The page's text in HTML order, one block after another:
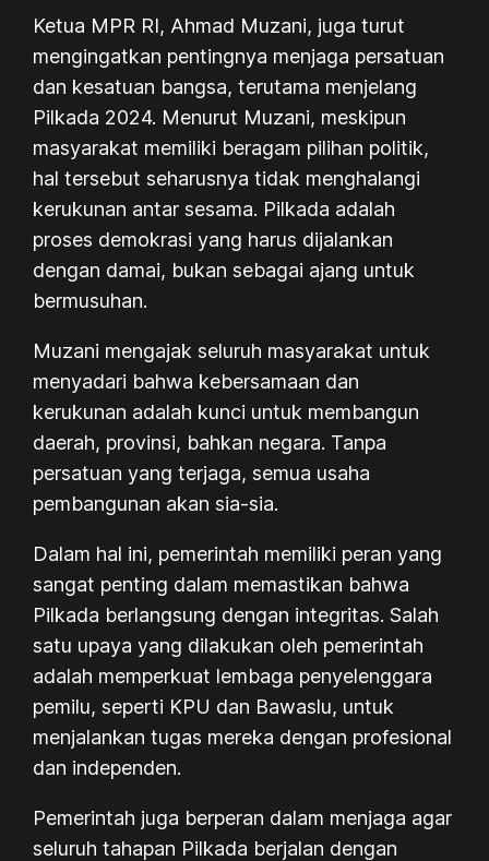
Ketua MPR RI, Ahmad Muzani, juga turut
mengingatkan pentingnya menjaga persatuan
dan kesatuan bangsa, terutama menjelang
Pilkada 2024. Menurut Muzani, meskipun
masyarakat memiliki beragam pilihan politik,
hal tersebut seharusnya tidak menghalangi
kerukunan antar sesama. Pilkada adalah
proses demokrasi yang harus dijalankan
dengan damai, bukan sebagai ajang untuk
bermusuhan.
Muzani mengajak seluruh masyarakat untuk
menyadari bahwa kebersamaan dan
kerukunan adalah kunci untuk membangun
daerah, provinsi, bahkan negara. Tanpa
persatuan yang terjaga, semua usaha
pembangunan akan sia-sia.
Dalam hal ini, pemerintah memiliki peran yang
sangat penting dalam memastikan bahwa
Pilkada berlangsung dengan integritas. Salah
satu upaya yang dilakukan oleh pemerintah
adalah memperkuat lembaga penyelenggara
pemilu, seperti KPU dan Bawaslu, untuk
menjalankan tugas mereka dengan profesional
dan independen.
Pemerintah juga berperan dalam menjaga agar
seluruh tahapan Pilkada berjalan dengan